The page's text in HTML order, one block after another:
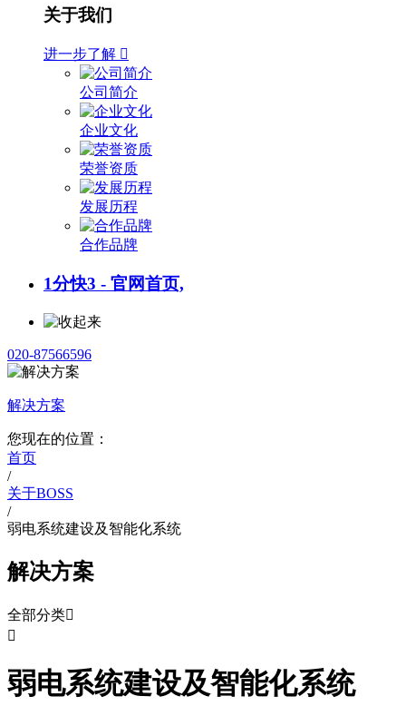
关于我们
进一步了解 
公司简介
企业文化
荣誉资质
发展历程
合作品牌
1分快3 - 官网首页,
020-87566596
解决方案
您现在的位置：
首页
/
关于BOSS
/
弱电系统建设及智能化系统
解决方案
全部分类

弱电系统建设及智能化系统